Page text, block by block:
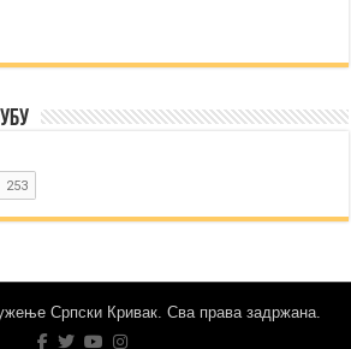
Српски Кривак. Сва права задржана.